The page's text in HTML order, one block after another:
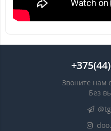
Звоните нам
Без